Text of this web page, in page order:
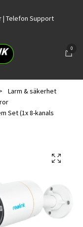
| Telefon Support
0
Larm & säkerhet
Set (1x 8-kanals